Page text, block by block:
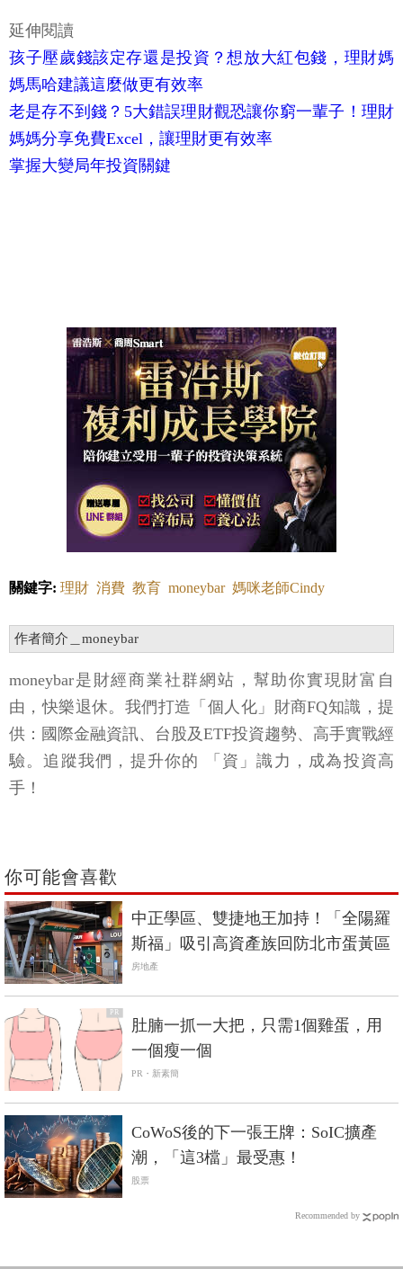
延伸閱讀
孩子壓歲錢該定存還是投資？想放大紅包錢，理財媽
媽馬哈建議這麼做更有效率
老是存不到錢？5大錯誤理財觀恐讓你窮一輩子！理財
媽媽分享免費Excel，讓理財更有效率
掌握大變局年投資關鍵
關鍵字: 理財 消費 教育 moneybar 媽咪老師Cindy
作者簡介＿moneybar
moneybar是財經商業社群網站，幫助你實現財富自
由，快樂退休。我們打造「個人化」財商FQ知識，提
供：國際金融資訊、台股及ETF投資趨勢、高手實戰經
驗。追蹤我們，提升你的 「資」識力，成為投資高
手！
你可能會喜歡
中正學區、雙捷地王加持！「全陽羅
斯福」吸引高資產族回防北市蛋黃區
房地產
PR
肚腩一抓一大把，只需1個雞蛋，用
一個瘦一個
PR・新素簡
CoWoS後的下一張王牌：SoIC擴產
潮，「這3檔」最受惠！
股票
Recommended by